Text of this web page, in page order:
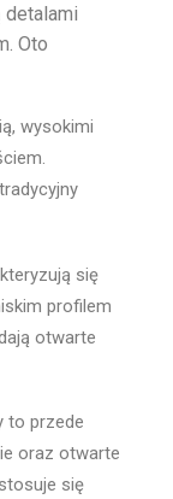
detalami
Oto
wysokimi
się
profilem
otwarte
to przede
oraz otwarte
się